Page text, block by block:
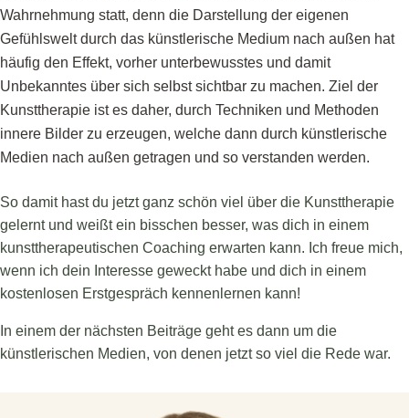
Wahrnehmung statt, denn die Darstellung der eigenen
Gefühlswelt durch das künstlerische Medium nach außen hat
häufig den Effekt, vorher unterbewusstes und damit
Unbekanntes über sich selbst sichtbar zu machen. Ziel der
Kunsttherapie ist es daher, durch Techniken und Methoden
innere Bilder zu erzeugen, welche dann durch künstlerische
Medien nach außen getragen und so verstanden werden.
So damit hast du jetzt ganz schön viel über die Kunsttherapie
gelernt und weißt ein bisschen besser, was dich in einem
kunsttherapeutischen Coaching erwarten kann. Ich freue mich,
wenn ich dein Interesse geweckt habe und dich in einem
kostenlosen Erstgespräch kennenlernen kann!
In einem der nächsten Beiträge geht es dann um die
künstlerischen Medien, von denen jetzt so viel die Rede war.